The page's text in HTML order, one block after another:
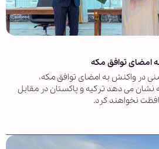
امضای توافق مکه
در واکنش به امضای توافق مکه،
نشان می دهد ترکیه و پاکستان در مقابل
نخواهند کرد.